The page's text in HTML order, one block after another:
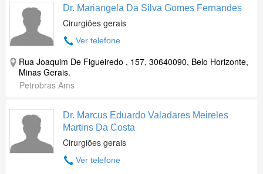
Dr. Mariangela Da Silva Gomes Fernandes
Cirurgiões gerais
Ver telefone
Rua Joaquim De Figueiredo , 157, 30640090, Belo Horizonte,
Minas Gerais.
Petrobras Ams
Dr. Marcus Eduardo Valadares Meireles
Martins Da Costa
Cirurgiões gerais
Ver telefone